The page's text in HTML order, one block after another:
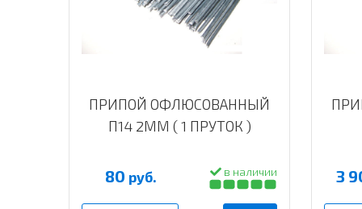
ПРИПОЙ ОФЛЮСОВАННЫЙ
П14 2ММ ( 1 ПРУТОК )
80 руб. в наличии 3